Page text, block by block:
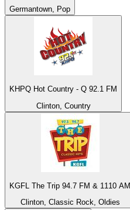
Germantown, Pop
KHPQ Hot Country - Q 92.1 FM
Clinton, Country
KGFL The Trip 94.7 FM & 1110 AM
Clinton, Classic Rock, Oldies